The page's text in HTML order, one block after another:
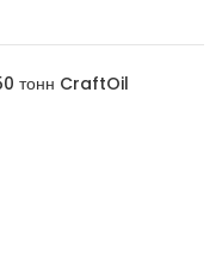
тонн CraftOil